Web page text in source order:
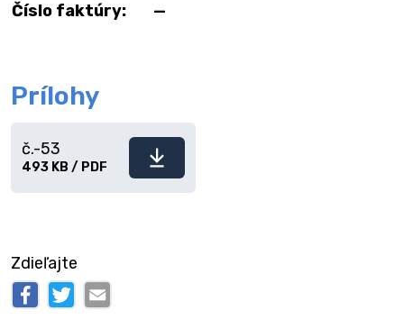
Číslo faktúry:
—
Prílohy
Stiahnuť
č.-53
493 KB / PDF
Zdieľajte